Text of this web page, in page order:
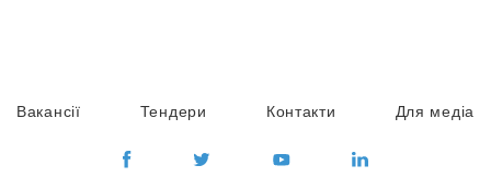
Вакансії Тендери Контакти Для медіа